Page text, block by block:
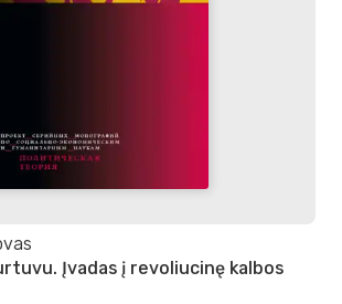
Įvadas į revoliucinę kalbos